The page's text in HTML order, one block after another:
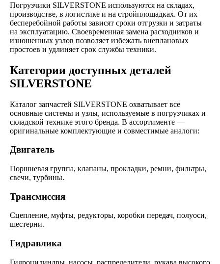
Погрузчики SILVERSTONE используются на складах,
производстве, в логистике и на стройплощадках. От их
бесперебойной работы зависят сроки отгрузки и затраты
на эксплуатацию. Своевременная замена расходников и
изношенных узлов позволяет избежать внеплановых
простоев и удлиняет срок службы техники.
Категории доступных деталей
SILVERSTONE
Каталог запчастей SILVERSTONE охватывает все
основные системы и узлы, используемые в погрузчиках и
складской технике этого бренда. В ассортименте —
оригинальные комплектующие и совместимые аналоги:
Двигатель
Поршневая группа, клапаны, прокладки, ремни, фильтры,
свечи, турбины.
Трансмиссия
Сцепление, муфты, редукторы, коробки передач, полуоси,
шестерни.
Гидравлика
Гидроцилиндры, насосы, распределители, рукава высокого